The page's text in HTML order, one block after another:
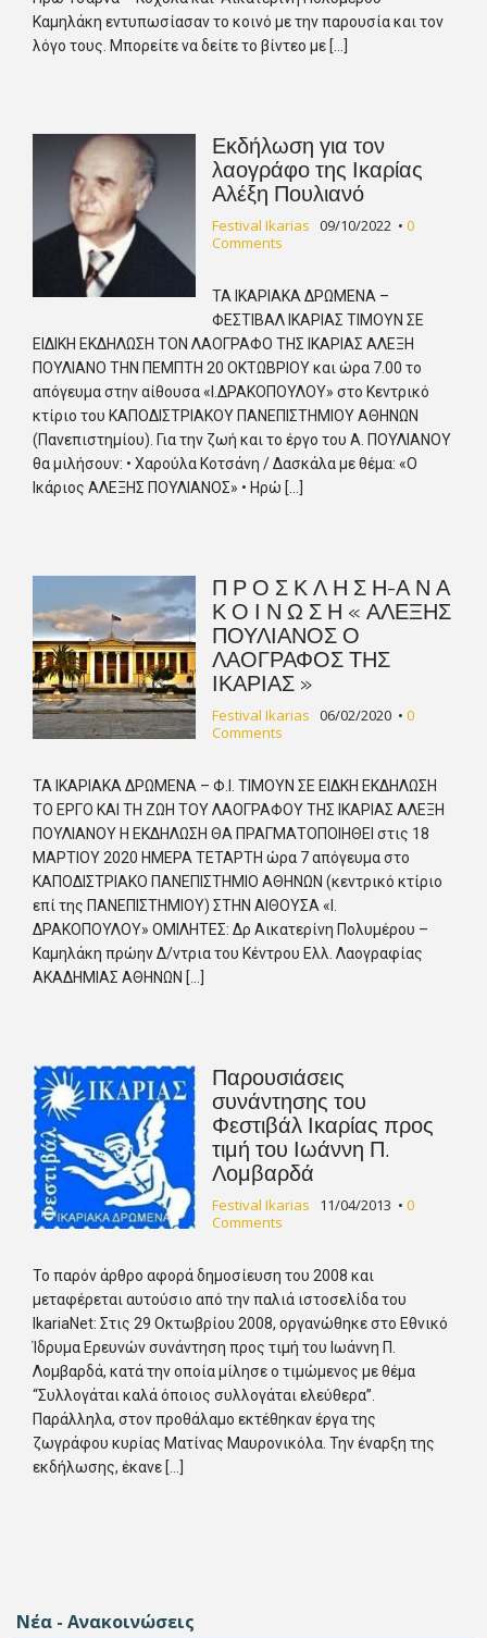
Καμηλάκη εντυπωσίασαν το κοινό με την παρουσία και τον
λόγο τους. Μπορείτε να δείτε το βίντεο με […]
Εκδήλωση για τον
λαογράφο της Ικαρίας
Αλέξη Πουλιανό
Festival Ikarias 09/10/2022 • 0
Comments
TA ΙΚΑΡΙΑΚΑ ΔΡΩΜΕΝΑ –
ΦΕΣΤΙΒΑΛ ΙΚΑΡΙΑΣ ΤΙΜΟΥΝ ΣΕ
ΕΙΔΙΚΗ ΕΚΔΗΛΩΣΗ ΤΟΝ ΛΑΟΓΡΑΦΟ ΤΗΣ ΙΚΑΡΙΑΣ ΑΛΕΞΗ
ΠΟΥΛΙΑΝΟ ΤΗΝ ΠΕΜΠΤΗ 20 ΟΚΤΩΒΡΙΟΥ και ώρα 7.00 το
απόγευμα στην αίθουσα «Ι.ΔΡΑΚΟΠΟΥΛΟΥ» στο Κεντρικό
κτίριο του ΚΑΠΟΔΙΣΤΡΙΑΚΟΥ ΠΑΝΕΠΙΣΤΗΜΙΟΥ ΑΘΗΝΩΝ
(Πανεπιστημίου). Για την ζωή και το έργο του Α. ΠΟΥΛΙΑΝΟΥ
θα μιλήσουν: • Χαρούλα Κοτσάνη / Δασκάλα με θέμα: «Ο
Ικάριος ΑΛΕΞΗΣ ΠΟΥΛΙΑΝΟΣ» • Ηρώ […]
Π Ρ Ο Σ Κ Λ Η Σ Η-Α Ν Α
Κ Ο Ι Ν Ω Σ Η « ΑΛΕΞΗΣ
ΠΟΥΛΙΑΝΟΣ Ο
ΛΑΟΓΡΑΦΟΣ ΤΗΣ
ΙΚΑΡΙΑΣ »
Festival Ikarias 06/02/2020 • 0
Comments
ΤΑ ΙΚΑΡΙΑΚΑ ΔΡΩΜΕΝΑ – Φ.Ι. ΤΙΜΟΥΝ ΣΕ ΕΙΔΚΗ ΕΚΔΗΛΩΣΗ
ΤΟ ΕΡΓΟ ΚΑΙ ΤΗ ΖΩΗ ΤΟΥ ΛΑΟΓΡΑΦΟΥ ΤΗΣ ΙΚΑΡΙΑΣ ΑΛΕΞΗ
ΠΟΥΛΙΑΝΟΥ Η ΕΚΔΗΛΩΣΗ ΘΑ ΠΡΑΓΜΑΤΟΠΟΙΗΘΕΙ στις 18
ΜΑΡΤΙΟΥ 2020 ΗΜΕΡΑ ΤΕΤΑΡΤΗ ώρα 7 απόγευμα στο
ΚΑΠΟΔΙΣΤΡΙΑΚΟ ΠΑΝΕΠΙΣΤΗΜΙΟ ΑΘΗΝΩΝ (κεντρικό κτίριο
επί της ΠΑΝΕΠΙΣΤΗΜΙΟΥ) ΣΤΗΝ ΑΙΘΟΥΣΑ «Ι.
ΔΡΑΚΟΠΟΥΛΟΥ» ΟΜΙΛΗΤΕΣ: Δρ Αικατερίνη Πολυμέρου –
Καμηλάκη πρώην Δ/ντρια του Κέντρου Ελλ. Λαογραφίας
ΑΚΑΔΗΜΙΑΣ ΑΘΗΝΩΝ […]
Παρουσιάσεις
συνάντησης του
Φεστιβάλ Ικαρίας προς
τιμή του Ιωάννη Π.
Λομβαρδά
Festival Ikarias 11/04/2013 • 0
Comments
Το παρόν άρθρο αφορά δημοσίευση του 2008 και
μεταφέρεται αυτούσιο από την παλιά ιστοσελίδα του
IkariaNet: Στις 29 Οκτωβρίου 2008, οργανώθηκε στο Εθνικό
Ίδρυμα Ερευνών συνάντηση προς τιμή του Ιωάννη Π.
Λομβαρδά, κατά την οποία μίλησε ο τιμώμενος με θέμα
“Συλλογάται καλά όποιος συλλογάται ελεύθερα”.
Παράλληλα, στον προθάλαμο εκτέθηκαν έργα της
ζωγράφου κυρίας Ματίνας Μαυρονικόλα. Την έναρξη της
εκδήλωσης, έκανε […]
Νέα - Ανακοινώσεις